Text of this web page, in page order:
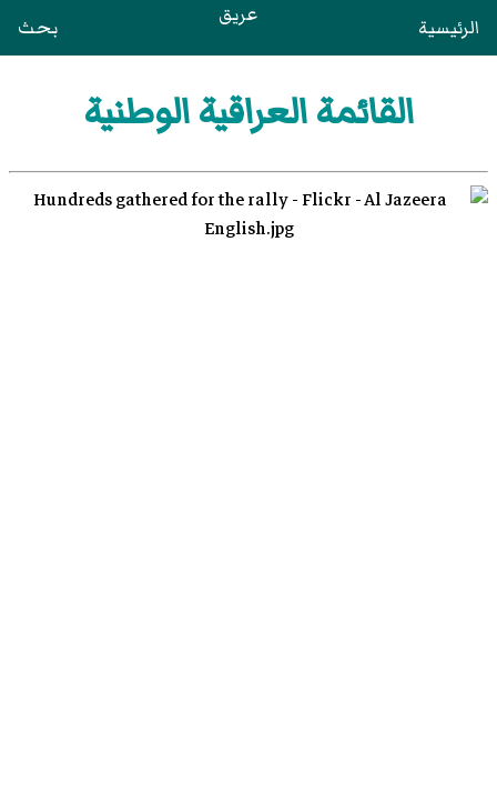
الرئيسية عريق بحث
القائمة العراقية الوطنية